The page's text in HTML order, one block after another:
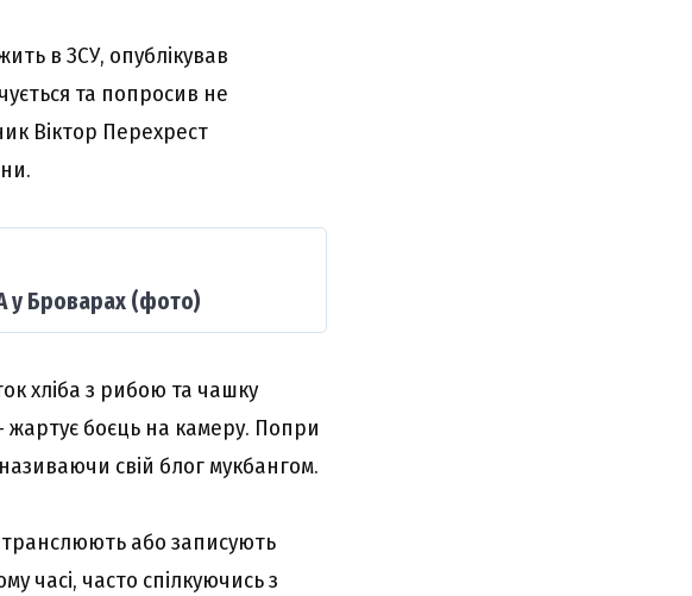
в ЗСУ, опублікував
та попросив не
Віктор Перехрест
у Броварах (фото)
хліба з рибою та чашку
боєць на камеру. Попри
свій блог мукбангом.
або записують
часі, часто спілкуючись з